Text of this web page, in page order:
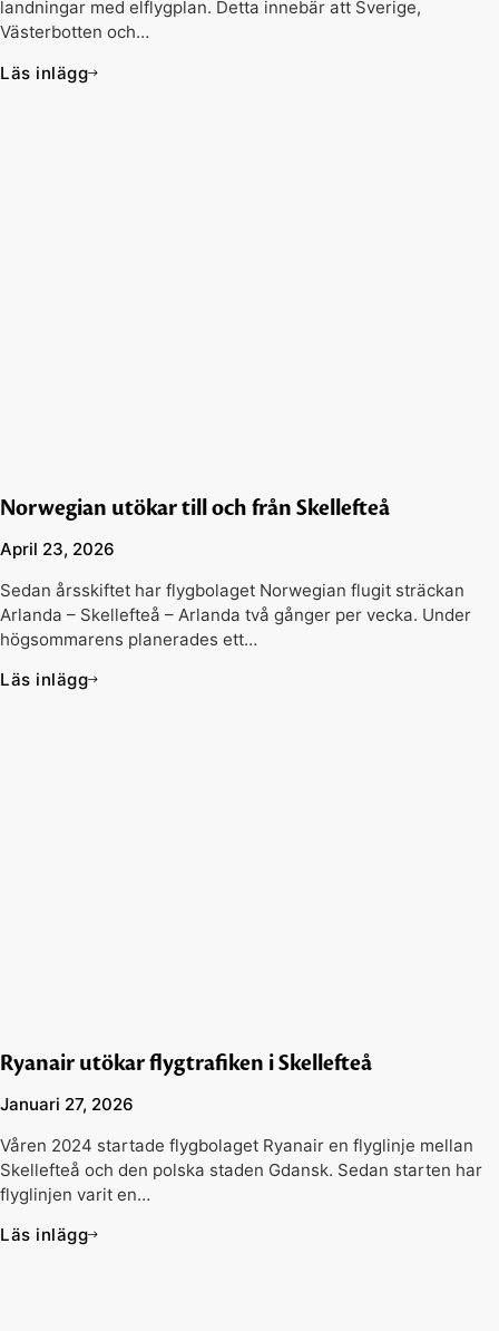
landningar med elflygplan. Detta innebär att Sverige,
Västerbotten och…
Läs inlägg
Norwegian utökar till och från Skellefteå
April 23, 2026
Sedan årsskiftet har flygbolaget Norwegian flugit sträckan
Arlanda – Skellefteå – Arlanda två gånger per vecka. Under
högsommarens planerades ett…
Läs inlägg
Ryanair utökar flygtrafiken i Skellefteå
Januari 27, 2026
Våren 2024 startade flygbolaget Ryanair en flyglinje mellan
Skellefteå och den polska staden Gdansk. Sedan starten har
flyglinjen varit en…
Läs inlägg